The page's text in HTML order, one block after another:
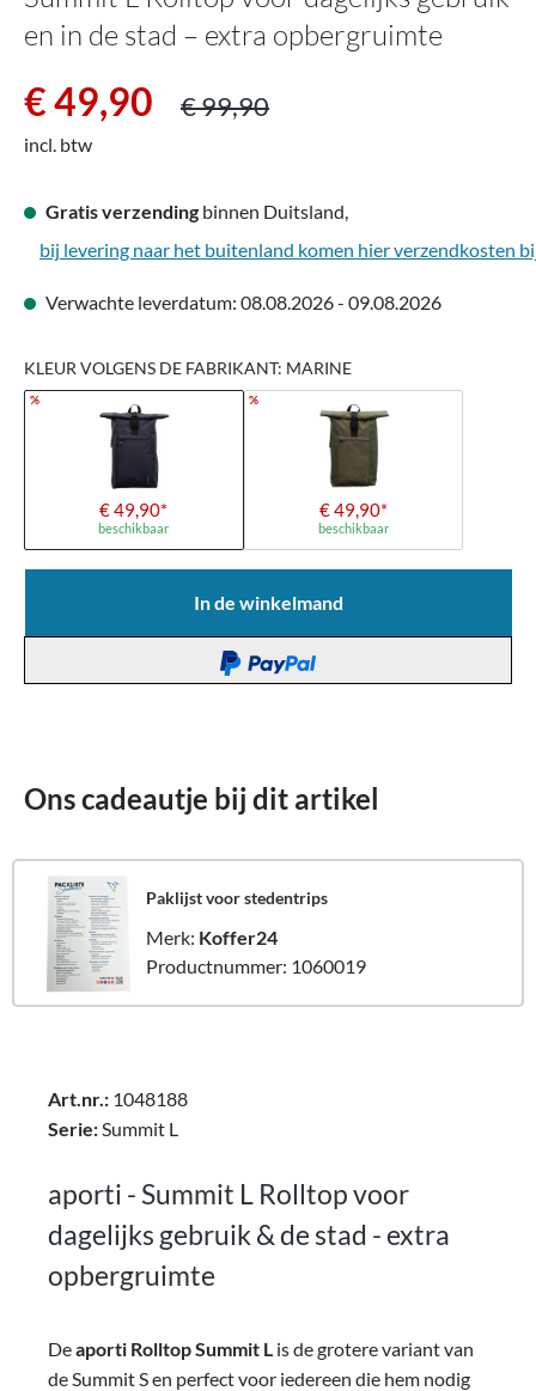
en in de stad – extra opbergruimte
Verkoopprijs:
€ 49,90 Normale prijs:
€ 99,90
incl. btw
Gratis verzending binnen Duitsland,
bij levering naar het buitenland komen hier verzendkosten
Verwachte leverdatum: 08.08.2026 - 09.08.2026
KLEUR VOLGENS DE FABRIKANT: MARINE
%
€ 49,90*
beschikbaar
%
€ 49,90*
beschikbaar
In de winkelmand
Ons cadeautje bij dit artikel
Paklijst voor stedentrips
Merk: Koffer24
Productnummer: 1060019
Art.nr.: 1048188
Serie:Summit L
aporti - Summit L Rolltop voor
dagelijks gebruik & de stad - extra
opbergruimte
Deaporti Rolltop Summit L is de grotere variant van
de Summit S en perfect voor iedereen die hem nodig